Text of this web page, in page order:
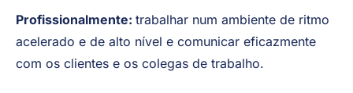
Profissionalmente: trabalhar num ambiente de ritmo
acelerado e de alto nível e comunicar eficazmente
com os clientes e os colegas de trabalho.